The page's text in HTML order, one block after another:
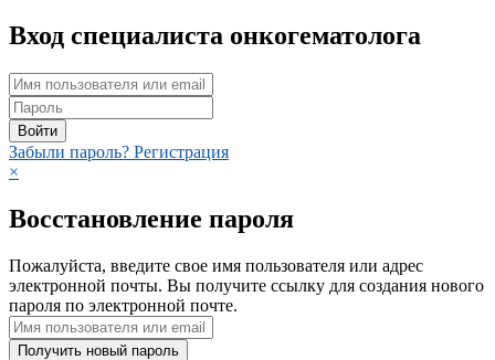
Вход специалиста онкогематолога
Войти
Забыли пароль? Регистрация
×
Восстановление пароля
Пожалуйста, введите свое имя пользователя или адрес
электронной почты. Вы получите ссылку для создания нового
пароля по электронной почте.
Получить новый пароль